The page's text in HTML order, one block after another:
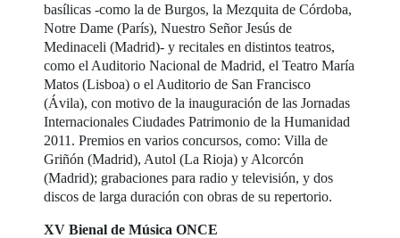
basílicas -como la de Burgos, la Mezquita de Córdoba,
Notre Dame (París), Nuestro Señor Jesús de
Medinaceli (Madrid)- y recitales en distintos teatros,
como el Auditorio Nacional de Madrid, el Teatro María
Matos (Lisboa) o el Auditorio de San Francisco
(Ávila), con motivo de la inauguración de las Jornadas
Internacionales Ciudades Patrimonio de la Humanidad
2011. Premios en varios concursos, como: Villa de
Griñón (Madrid), Autol (La Rioja) y Alcorcón
(Madrid); grabaciones para radio y televisión, y dos
discos de larga duración con obras de su repertorio.
XV Bienal de Música ONCE